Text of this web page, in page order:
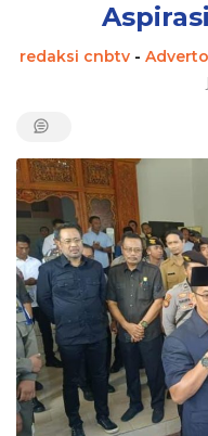
redaksi cnbtv-